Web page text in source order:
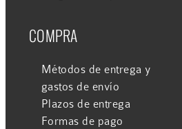
COMPRA
Métodos de entrega y
gastos de envío
Plazos de entrega
Formas de pago